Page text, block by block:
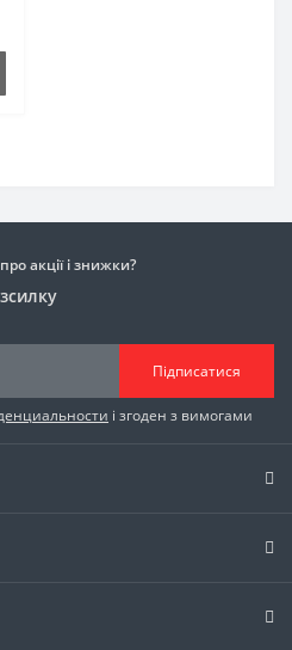
акції і знижки?
Підписатися
і згоден з вимогами